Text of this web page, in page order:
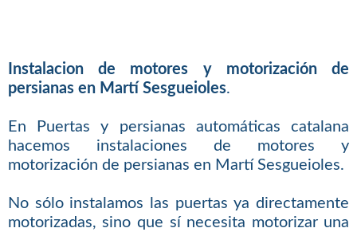
Instalacion de motores y motorización de
persianas en Martí Sesgueioles.
En Puertas y persianas automáticas catalana
hacemos instalaciones de motores y
motorización de persianas en Martí Sesgueioles.
No sólo instalamos las puertas ya directamente
motorizadas, sino que sí necesita motorizar una